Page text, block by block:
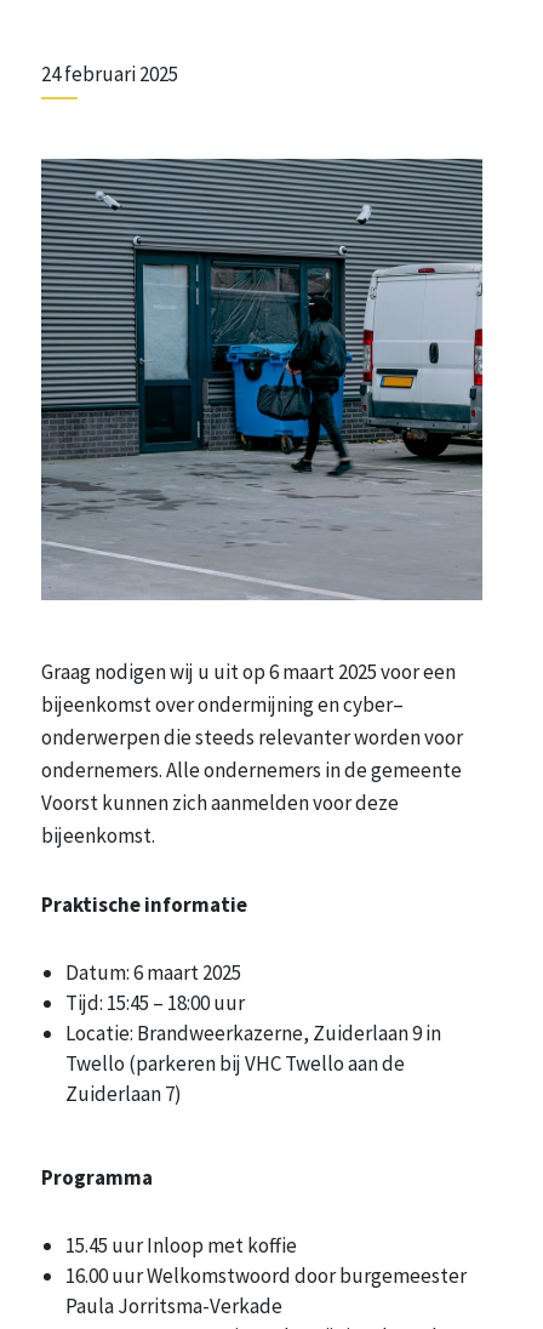
24 februari 2025
Graag nodigen wij u uit op 6 maart 2025 voor een
bijeenkomst over ondermijning en cyber–
onderwerpen die steeds relevanter worden voor
ondernemers. Alle ondernemers in de gemeente
Voorst kunnen zich aanmelden voor deze
bijeenkomst.
Praktische informatie
Datum: 6 maart 2025
Tijd: 15:45 – 18:00 uur
Locatie: Brandweerkazerne, Zuiderlaan 9 in
Twello (parkeren bij VHC Twello aan de
Zuiderlaan 7)
Programma
15.45 uur Inloop met koffie
16.00 uur Welkomstwoord door burgemeester
Paula Jorritsma-Verkade